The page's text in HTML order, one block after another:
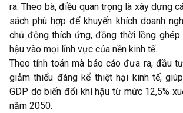
ra. Theo bà, điều quan trọng là xây dựng
sách phù hợp để khuyến khích doanh
chủ động thích ứng, đồng thời lồng
hậu vào mọi lĩnh vực của nền kinh tế.
Theo tính toán mà báo cáo đưa ra, đầu
giảm thiểu đáng kể thiệt hại kinh tế,
GDP do biến đổi khí hậu từ mức 12,5%
năm 2050.